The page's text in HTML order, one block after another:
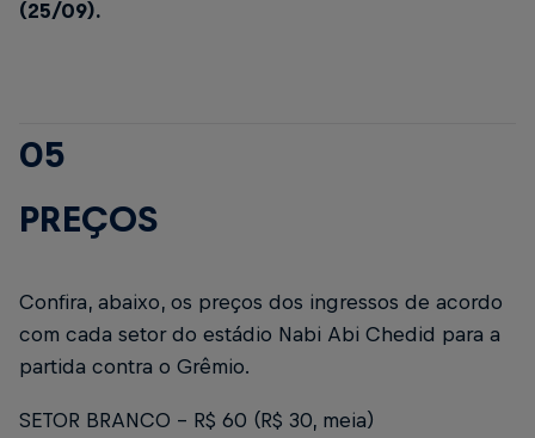
(25/09).
05
PREÇOS
Confira, abaixo, os preços dos ingressos de acordo
com cada setor do estádio Nabi Abi Chedid para a
partida contra o Grêmio.
SETOR BRANCO – R$ 60 (R$ 30, meia)